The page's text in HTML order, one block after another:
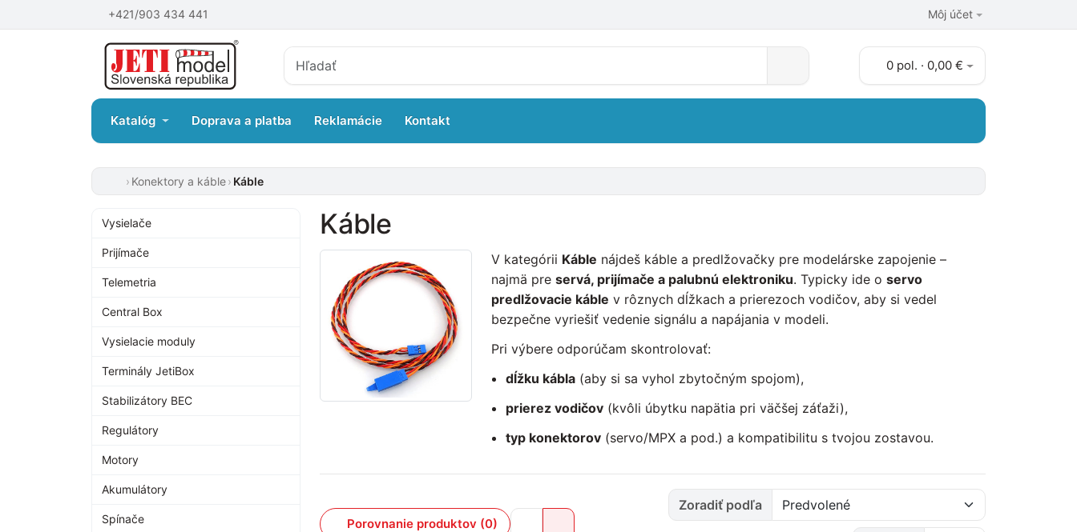
+421/903 434 441 Môj účet
0 pol. · 0,00 €
Katalóg Doprava a platba Reklamácie Kontakt
Konektory a káble Káble
Vysielače
Prijímače
Telemetria
Central Box
Vysielacie moduly
Terminály JetiBox
Stabilizátory BEC
Regulátory
Motory
Akumulátory
Spínače
Káble
V kategórii Káble nájdeš káble a predlžovačky pre modelárske zapojenie –
najmä pre servá, prijímače a palubnú elektroniku. Typicky ide o servo
predlžovacie káble v rôznych dĺžkach a prierezoch vodičov, aby si vedel
bezpečne vyriešiť vedenie signálu a napájania v modeli.
Pri výbere odporúčam skontrolovať:
dĺžku kábla(aby si sa vyhol zbytočným spojom),
prierez vodičov(kvôli úbytku napätia pri väčšej záťaži),
typ konektorov(servo/MPX a pod.) a kompatibilitu s tvojou zostavou.
Porovnanie produktov (0)
Zoradiť podľa